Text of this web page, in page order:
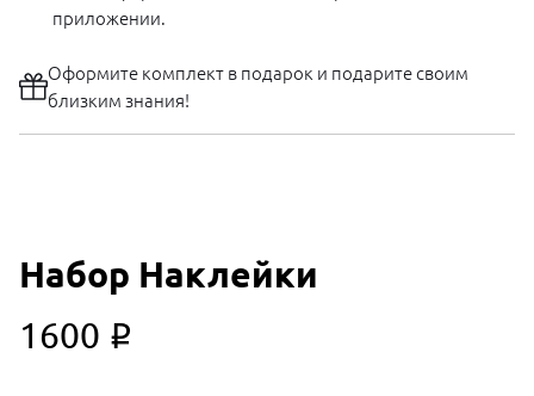
приложении.
Оформите комплект в подарок и подарите своим
близким знания!
Набор Наклейки
1600 i